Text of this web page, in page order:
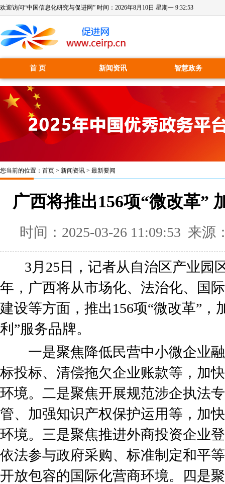
欢迎访问“中国信息化研究与促进网” 时间： 2026年8月10日 星期一 9:32:53
首 页 新闻资讯 智慧政务
您当前的位置： 首页 > 新闻资讯 > 最新要闻
广西将推出156项“微改革”
时间：2025-03-26 11:09:53 来
3月25日，记者从自治区产业园
年，广西将从市场化、法治化、国
建设等方面，推出156项“微改革”，
利”服务品牌。
一是聚焦降低民营中小微企业融
标投标、清偿拖欠企业账款等，加
环境。二是聚焦开展规范涉企执法
管、加强知识产权保护运用等，加
环境。三是聚焦推进外商投资企业
依法参与政府采购、标准制定和平
开放包容的国际化营商环境。四是